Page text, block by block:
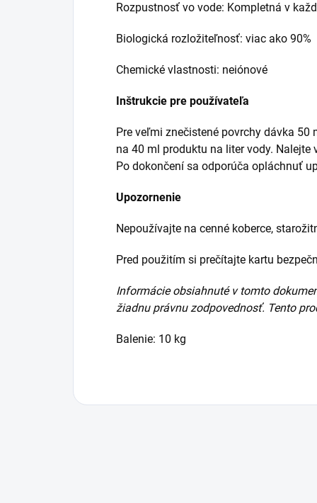
Rozpustnosť vo vode: Kompletná v
Biologická rozložiteľnosť: viac ako 90%
Chemické vlastnosti: neiónové
Inštrukcie pre používateľa
Pre veľmi znečistené povrchy dávka
na 40 ml produktu na liter vody.
Po dokončení sa odporúča opláchnuť
Upozornenie
Nepoužívajte na cenné koberce,
Pred použitím si prečítajte kartu
Informácie obsiahnutév tomto
žiadnu právnu zodpovednosť. Tento
Balenie: 10 kg